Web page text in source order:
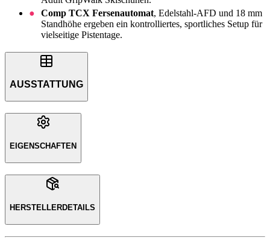
Comp TCX Fersenautomat, Edelstahl-AFD und 18 mm
Standhöhe ergeben ein kontrolliertes, sportliches Setup für
vielseitige Pistentage.
AUSSTATTUNG
EIGENSCHAFTEN
HERSTELLERDETAILS